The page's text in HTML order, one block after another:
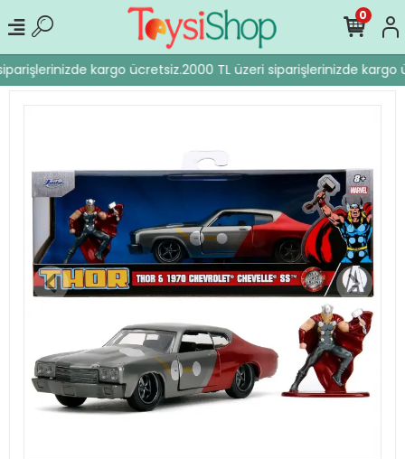
kargo ücretsiz.2000 TL üzeri siparişlerinizde kargo
0